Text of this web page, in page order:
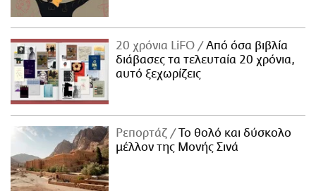
20 χρόνια LiFO
Από όσα βιβλία
διάβασες τα τελευταία 20 χρόνια,
αυτό ξεχωρίζεις
Ρεπορτάζ
Το θολό και δύσκολο
μέλλον της Μονής Σινά